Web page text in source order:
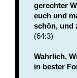
gerechter
euch und
schön, und
(64:3)
Wahrlich,
in bester